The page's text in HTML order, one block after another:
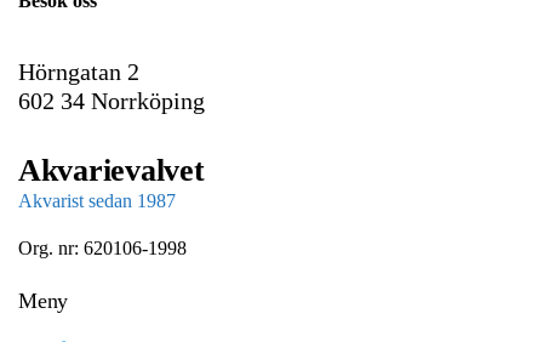
Hörngatan 2
602 34 Norrköping
Akvarievalvet
Akvarist sedan 1987
Org. nr: 620106-1998
Meny